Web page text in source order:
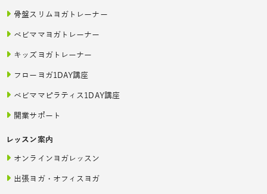
骨盤スリムヨガトレーナー
ベビママヨガトレーナー
キッズヨガトレーナー
フローヨガ1DAY講座
ベビママピラティス1DAY講座
開業サポート
レッスン案内
オンラインヨガレッスン
出張ヨガ・オフィスヨガ